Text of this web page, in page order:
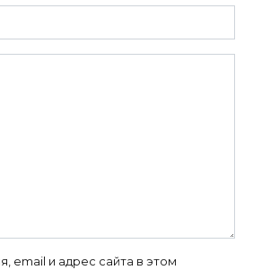
email и адрес сайта в этом